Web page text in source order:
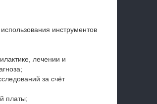
инструментов
лечении и
за счёт
платы;